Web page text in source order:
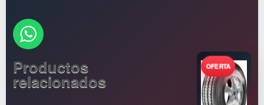
Productos
relacionados